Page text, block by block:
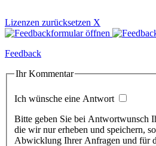
Lizenzen zurücksetzen X
Feedback
Ihr Kommentar
Ich wünsche eine Antwort
Bitte geben Sie bei Antwortwunsch
die wir nur erheben und speichern,
Abwicklung Ihrer Anfragen und für